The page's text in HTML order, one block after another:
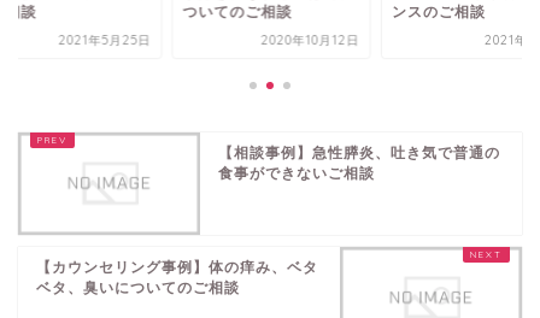
相談
2021年5月25日
ついてのご相談
2020年10月12日
ンスのご相談
2021年8
【相談事例】急性膵炎、吐き気で普通の
食事ができないご相談
【カウンセリング事例】体の痒み、ベタ
ベタ、臭いについてのご相談